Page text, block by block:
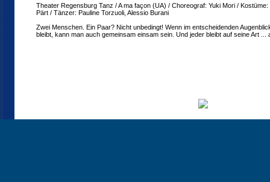
Theater Regensburg Tanz / A ma façon (UA) / Choreograf: Yuki Mori /
Pärt / Tänzer: Pauline Torzuoli, Alessio Burani
Zwei Menschen. Ein Paar? Nicht unbedingt! Wenn im entscheidenden
bleibt, kann man auch gemeinsam einsam sein. Und jeder bleibt auf seine Art ...